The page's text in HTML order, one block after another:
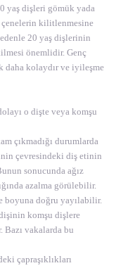
yaş dişleri gömük yada
çenelerin kilitlenmesine
20 yaş dişlerinin
önemlidir. Genç
daha kolaydır ve iyileşme
o dişte veya komşu
çıkmadığı durumlarda
çevresindeki diş etinin
sonucunda ağız
azalma görülebilir.
boyuna doğru yayılabilir.
komşu dişlere
Bazı vakalarda bu
çapraşıklıkları